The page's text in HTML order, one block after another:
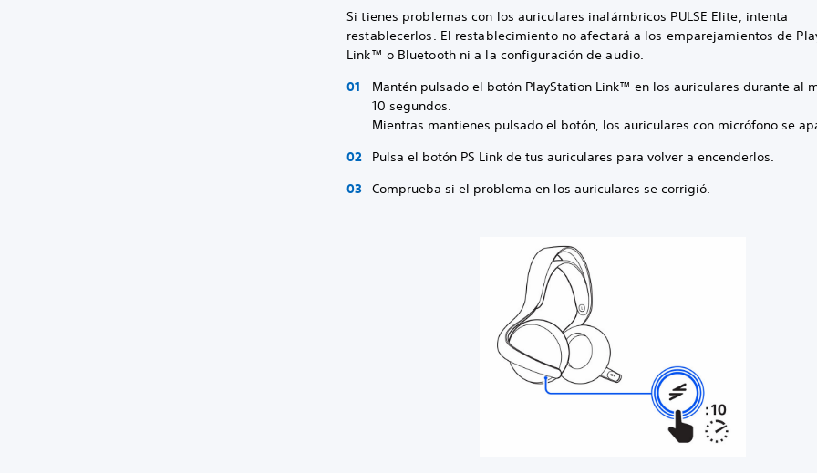
Si tienes problemas con los auriculares inalámbricos PULSE Elite, intenta
restablecerlos. El restablecimiento no afectará a los emparejamientos de
Link™ o Bluetooth ni a la configuración de audio.
Mantén pulsado el botón PlayStation Link™ en los auriculares durante al
10 segundos.
Mientras mantienes pulsado el botón, los auriculares con micrófono se
Pulsa el botón PS Link de tus auriculares para volver a encenderlos.
Comprueba si el problema en los auriculares se corrigió.